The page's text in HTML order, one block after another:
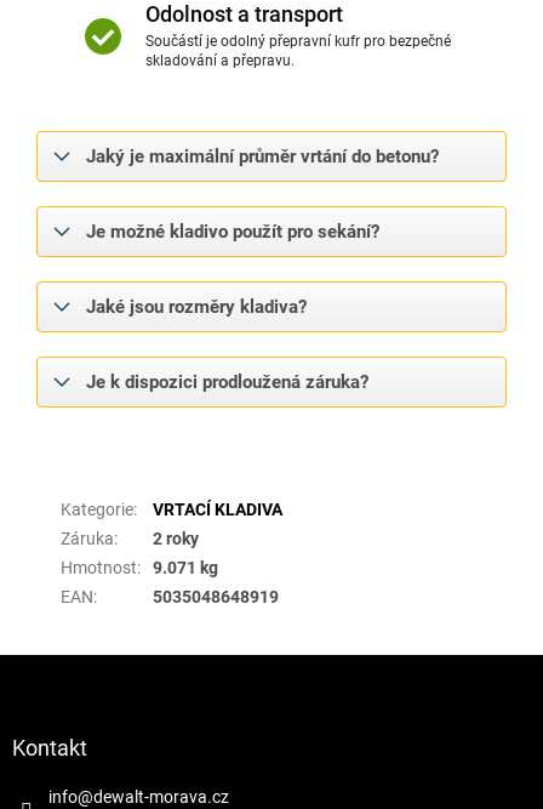
Odolnost a transport
Součástí je odolný přepravní kufr pro bezpečné
skladování a přepravu.
Jaký je maximální průměr vrtání do betonu?
Je možné kladivo použít pro sekání?
Jaké jsou rozměry kladiva?
Je k dispozici prodloužená záruka?
Kategorie:
VRTACÍ KLADIVA
Záruka:
2 roky
Hmotnost:
9.071 kg
EAN: 5035048648919
Kontakt
info@dewalt-morava.cz